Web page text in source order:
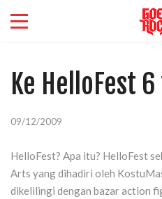
Ke HelloFest
09/12/2009
HelloFest? Apa itu? HelloFest
Arts yang dihadiri oleh
dikelilingi dengan bazar action